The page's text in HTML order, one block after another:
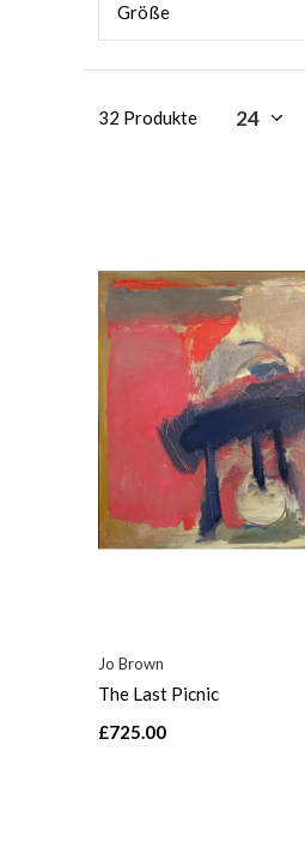
Größe
32 Produkte
Jo Brown
The Last Picnic
£725.00